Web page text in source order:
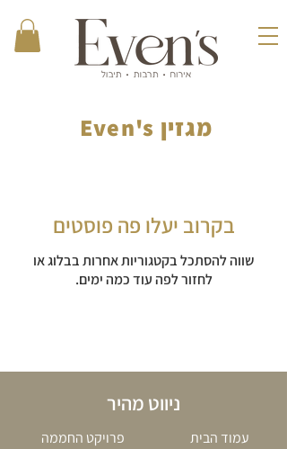
מגזין Even's
בקרוב יעלו פה פוסטים
שווה להסתכל בקטגוריות אחרות בבלוג או
לחזור לפה עוד כמה ימים.
ניווט מהיר
פרויקט החממה
עמוד הבית